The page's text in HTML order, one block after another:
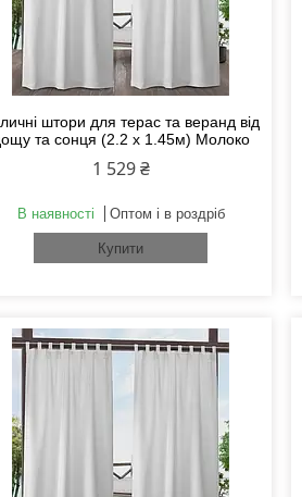
штори для терас та веранд від
та сонця (2.2 х 1.45м) Молоко
1 529 ₴
В наявності Оптом і в роздріб
Купити